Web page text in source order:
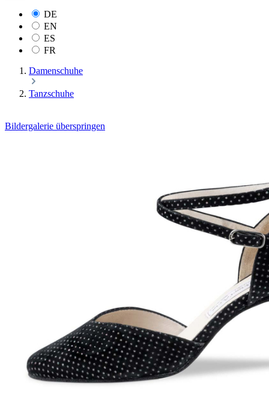
DE
EN
ES
FR
Damenschuhe
Tanzschuhe
Bildergalerie überspringen